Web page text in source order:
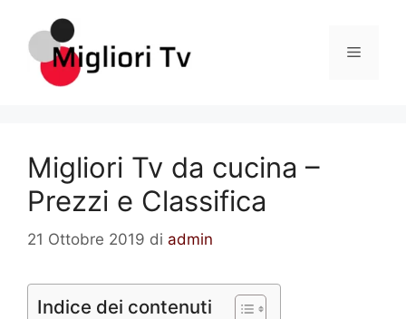
contenuto
Menu
Migliori Tv da cucina –
Prezzi e Classifica
21 Ottobre 2019 di admin
Indice dei contenuti